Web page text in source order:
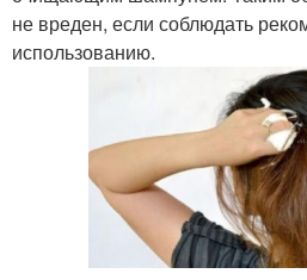
не вреден, если соблюдать
использованию.